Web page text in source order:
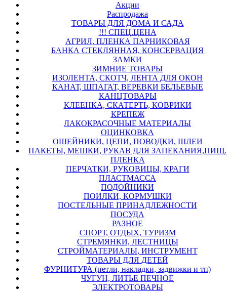
Акции
Распродажа
ТОВАРЫ ДЛЯ ДОМА И САДА
!!! СПЕЦ.ЦЕНА
АГРИЛ, ПЛЕНКА ПАРНИКОВАЯ
БАНКА СТЕКЛЯННАЯ, КОНСЕРВАЦИЯ
ЗАМКИ
ЗИМНИЕ ТОВАРЫ
ИЗОЛЕНТА, СКОТЧ, ЛЕНТА ДЛЯ ОКОН
КАНАТ, ШПАГАТ, ВЕРЕВКИ БЕЛЬЕВЫЕ
КАНЦТОВАРЫ
КЛЕЕНКА, СКАТЕРТЬ, КОВРИКИ
КРЕПЕЖ
ЛАКОКРАСОЧНЫЕ МАТЕРИАЛЫ
ОЦИНКОВКА
ОШЕЙНИКИ, ЦЕПИ, ПОВОДКИ, ШЛЕИ
ПАКЕТЫ, МЕШКИ, РУКАВ ДЛЯ ЗАПЕКАНИЯ,ПИЩ.
ПЛЕНКА
ПЕРЧАТКИ, РУКОВИЦЫ, КРАГИ
ПЛАСТМАССА
ПОДОЙНИКИ
ПОИЛКИ, КОРМУШКИ
ПОСТЕЛЬНЫЕ ПРИНАДЛЕЖНОСТИ
ПОСУДА
РАЗНОЕ
СПОРТ, ОТДЫХ, ТУРИЗМ
СТРЕМЯНКИ, ЛЕСТНИЦЫ
СТРОЙМАТЕРИАЛЫ, ИНСТРУМЕНТ
ТОВАРЫ ДЛЯ ДЕТЕЙ
ФУРНИТУРА (петли, накладки, задвижки и тп)
ЧУГУН, ЛИТЬЕ ПЕЧНОЕ
ЭЛЕКТРОТОВАРЫ